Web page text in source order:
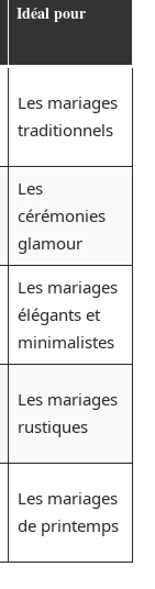
Idéal pour
Les mariages
traditionnels
Les
cérémonies
glamour
Les mariages
élégants et
minimalistes
Les mariages
rustiques
Les mariages
de printemps